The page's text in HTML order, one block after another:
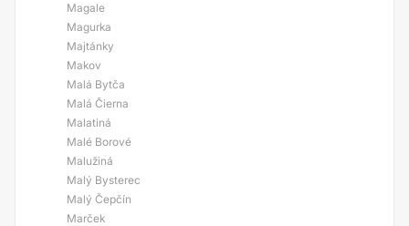
Magale
Magurka
Majtánky
Makov
Malá Bytča
Malá Čierna
Malatiná
Malé Borové
Malužiná
Malý Bysterec
Malý Čepčín
Marček